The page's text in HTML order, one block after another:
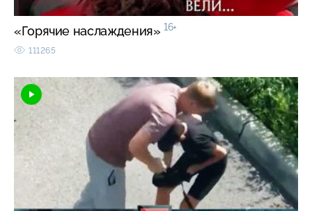
«Горячие наслаждения» 16+
111265